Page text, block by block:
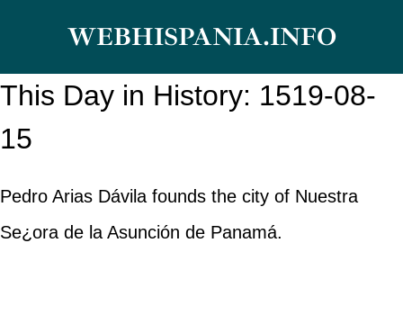
content
WEBHISPANIA.INFO
This Day in History: 1519-08-
15
Pedro Arias Dávila founds the city of Nuestra
Se¿ora de la Asunción de Panamá.